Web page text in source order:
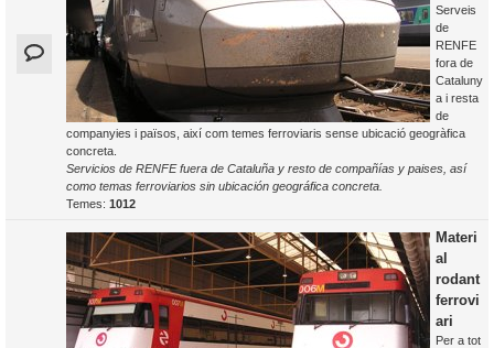
Serveis
de
RENFE
fora de
Cataluny
a i resta
de
companyies i països, així com temes ferroviaris sense ubicació geogràfica
concreta.
Servicios de RENFE fuera de Cataluña y resto de compañías y paises, así
como temas ferroviarios sin ubicación geográfica concreta.
Temes: 1012
Materi
al
rodant
ferrovi
ari
Per a tot